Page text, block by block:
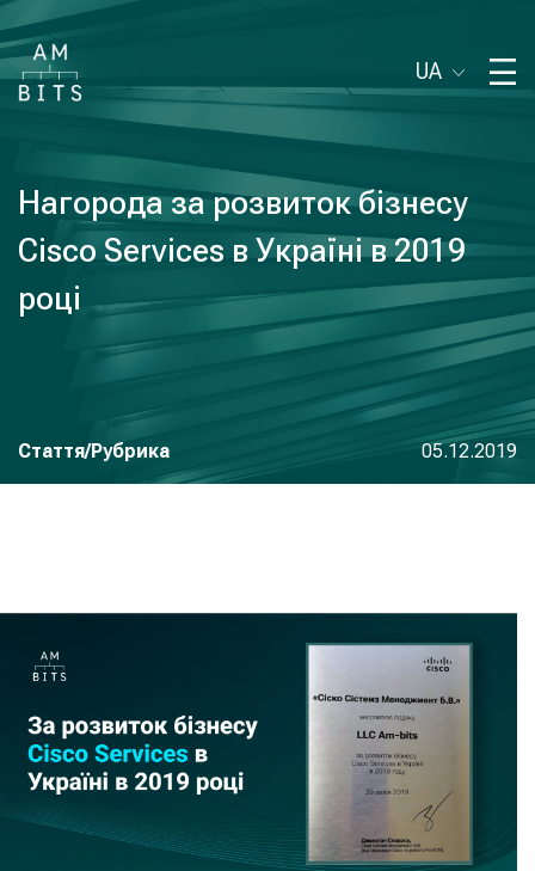
UA
Нагорода за розвиток бізнесу
Cisco Services в Україні в 2019
році
Стаття/Рубрика 05.12.2019